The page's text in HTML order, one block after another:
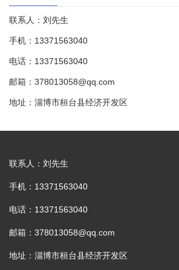
联系人：刘先生
手机：13371563040
电话：13371563040
邮箱：378013058@qq.com
地址：淄博市桓台县经济开发区
联系人：刘先生
手机：13371563040
电话：13371563040
邮箱：378013058@qq.com
地址：淄博市桓台县经济开发区